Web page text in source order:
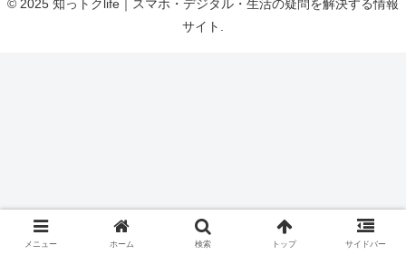
© 2025 知っトクlife｜スマホ・デジタル・生活の疑問を解決する情報
サイト.
メニュー ホーム 検索 トップ サイドバー